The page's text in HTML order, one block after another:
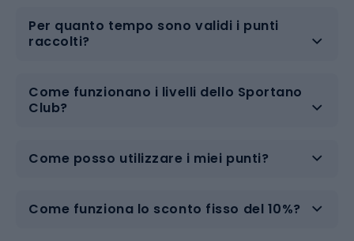
Per quanto tempo sono validi i punti
raccolti?
Come funzionano i livelli dello Sportano
Club?
Come posso utilizzare i miei punti?
Come funziona lo sconto fisso del 10%?